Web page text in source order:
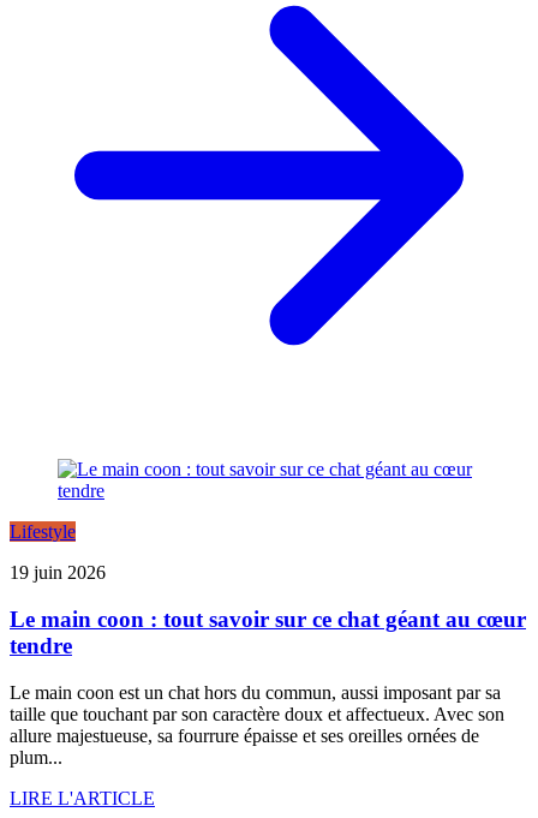
Lifestyle
19 juin 2026
Le main coon : tout savoir sur ce chat géant au cœur
tendre
Le main coon est un chat hors du commun, aussi imposant par sa
taille que touchant par son caractère doux et affectueux. Avec son
allure majestueuse, sa fourrure épaisse et ses oreilles ornées de
plum...
LIRE L'ARTICLE